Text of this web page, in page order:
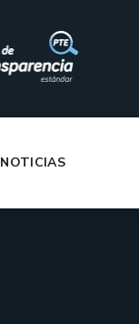
NOTICIAS